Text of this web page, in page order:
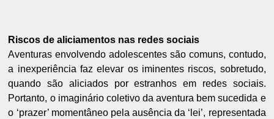
Riscos de aliciamentos nas redes sociais
Aventuras envolvendo adolescentes são comuns, contudo,
a inexperiência faz elevar os iminentes riscos, sobretudo,
quando são aliciados por estranhos em redes sociais.
Portanto, o imaginário coletivo da aventura bem sucedida e
o ‘prazer’ momentâneo pela ausência da ‘lei’, representada